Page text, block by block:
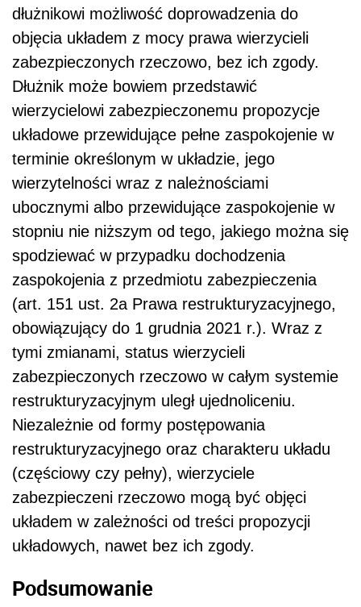
dłużnikowi możliwość doprowadzenia do
objęcia układem z mocy prawa wierzycieli
zabezpieczonych rzeczowo, bez ich zgody.
Dłużnik może bowiem przedstawić
wierzycielowi zabezpieczonemu propozycje
układowe przewidujące pełne zaspokojenie w
terminie określonym w układzie, jego
wierzytelności wraz z należnościami
ubocznymi albo przewidujące zaspokojenie w
stopniu nie niższym od tego, jakiego można się
spodziewać w przypadku dochodzenia
zaspokojenia z przedmiotu zabezpieczenia
(art. 151 ust. 2a Prawa restrukturyzacyjnego,
obowiązujący do 1 grudnia 2021 r.). Wraz z
tymi zmianami, status wierzycieli
zabezpieczonych rzeczowo w całym systemie
restrukturyzacyjnym uległ ujednoliceniu.
Niezależnie od formy postępowania
restrukturyzacyjnego oraz charakteru układu
(częściowy czy pełny), wierzyciele
zabezpieczeni rzeczowo mogą być objęci
układem w zależności od treści propozycji
układowych, nawet bez ich zgody.
Podsumowanie